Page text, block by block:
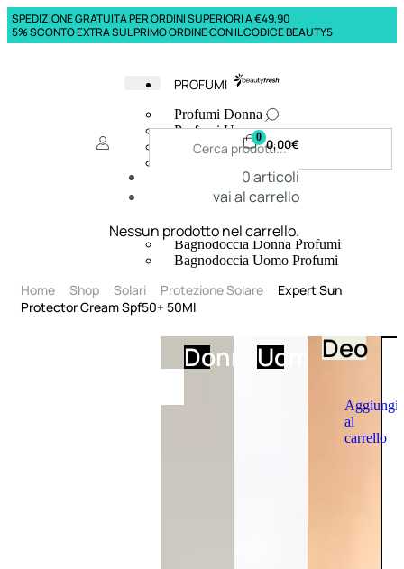
SPEDIZIONE GRATUITA PER ORDINI SUPERIORI A €49,90
5% SCONTO EXTRA SUL PRIMO ORDINE CON IL CODICE BEAUTY5
PROFUMI
Profumi Donna
Profumi Uomo
Deodoranti Donna
Corpo Donna
Corpo Uomo
Creme Mani
Bagnodoccia Donna Profumi
Bagnodoccia Uomo Profumi
DonnaUomoDeo
Aggiungi
al
carrello
0 0,00€
0articoli
vai al carrello
Nessun prodotto nel carrello.
Home Shop Solari Protezione Solare
Expert Sun
Protector Cream Spf50+ 50Ml